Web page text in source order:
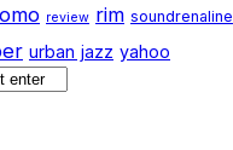
review rim soundrenaline
urban jazz yahoo